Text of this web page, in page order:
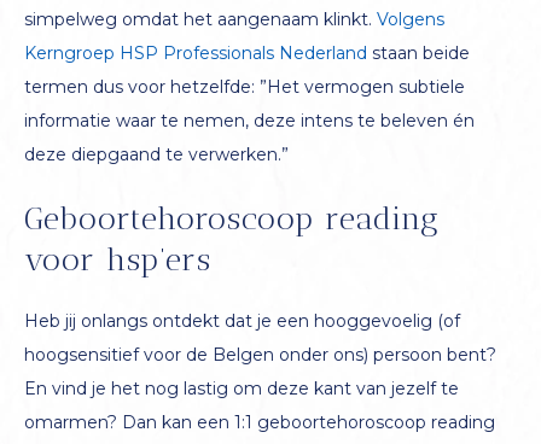
simpelweg omdat het aangenaam klinkt. Volgens
Kerngroep HSP Professionals Nederland staan beide
termen dus voor hetzelfde: ”Het vermogen subtiele
informatie waar te nemen, deze intens te beleven én
deze diepgaand te verwerken.”
Geboortehoroscoop reading
voor hsp’ers
Heb jij onlangs ontdekt dat je een hooggevoelig (of
hoogsensitief voor de Belgen onder ons) persoon bent?
En vind je het nog lastig om deze kant van jezelf te
omarmen? Dan kan een 1:1 geboortehoroscoop reading